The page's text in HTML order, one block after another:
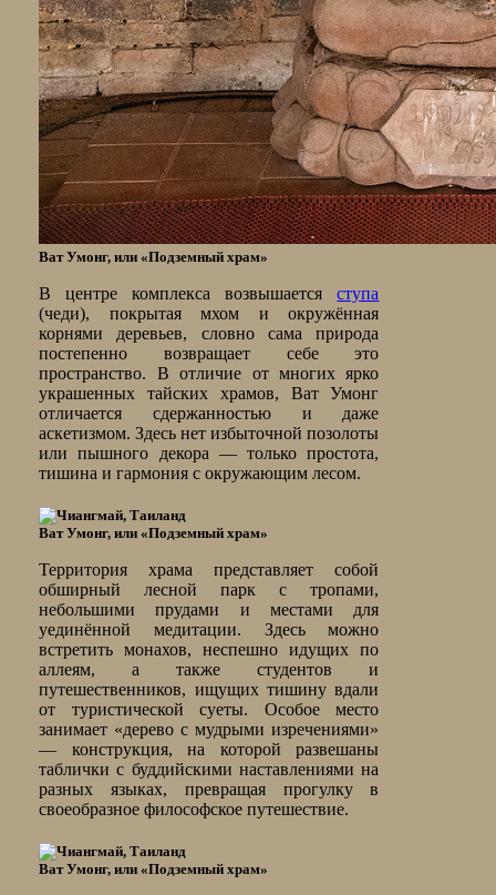
Ват Умонг, или «Подземный храм»
В центре комплекса возвышаетсяступа
(чеди), покрытая мхом и окружённая
корнями деревьев, словно сама природа
постепенно возвращает себе это
пространство. В отличие от многих ярко
украшенных тайских храмов, Ват Умонг
отличается сдержанностью и даже
аскетизмом. Здесь нет избыточной позолоты
или пышного декора — только простота,
тишина и гармония с окружающим лесом.
Ват Умонг, или «Подземный храм»
Территория храма представляет собой
обширный лесной парк с тропами,
небольшими прудами и местами для
уединённой медитации. Здесь можно
встретить монахов, неспешно идущих по
аллеям, а также студентов и
путешественников, ищущих тишину вдали
от туристической суеты. Особое место
занимает «дерево с мудрыми изречениями»
— конструкция, на которой развешаны
таблички с буддийскими наставлениями на
разных языках, превращая прогулку в
своеобразное философское путешествие.
Ват Умонг, или «Подземный храм»